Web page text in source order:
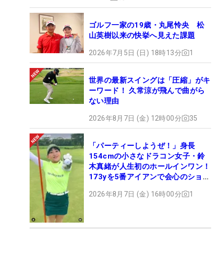
ゴルフ一家の19歳・丸尾怜央 松
山英樹以来の快挙へ見えた課題
2026年7月5日 (日) 18時13分 1
世界の最新スイングは「圧縮」がキ
ーワード！ 久常涼が飛んで曲がら
ない理由
2026年8月7日 (金) 12時00分 35
「パーティーしようぜ！」身長
154cmの小さなドラコン女子・鈴
木真緒が人生初のホールインワン！
173yを5番アイアンで会心のショッ
2026年8月7日 (金) 16時00分 1